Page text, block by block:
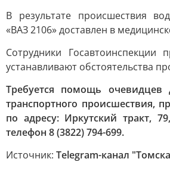
В результате происшествия
«ВАЗ 2106» доставлен в
Сотрудники Госавтоинспекции
устанавливают обстоятельства
Требуется помощь очевидцев
транспортного происшествия,
по адресу: Иркутский тракт,
телефон 8 (3822) 794-699.
Источник: Telegram-канал